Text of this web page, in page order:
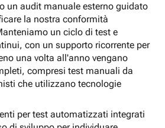
un audit manuale esterno guidato
la nostra conformità
un ciclo di test e
con un supporto ricorrente per
una volta all'anno vengano
compresi test manuali da
che utilizzano tecnologie
per test automatizzati integrati